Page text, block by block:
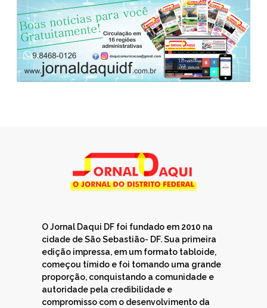
O Jornal Daqui DF foi fundado em 2010 na
cidade de São Sebastião- DF. Sua primeira
edição impressa, em um formato tabloide,
começou tímido e foi tomando uma grande
proporção, conquistando a comunidade e
autoridade pela credibilidade e
compromisso com o desenvolvimento da